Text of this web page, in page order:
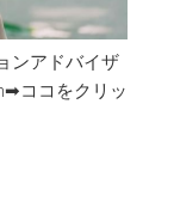
ンアドバイザ
ココをクリッ